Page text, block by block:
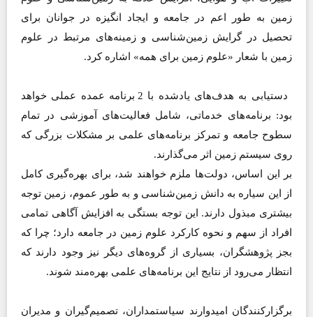
زمین به طور اعم در جامعه و ایجاد انگیزه در جوانان برای
تحصیل در گرایش زمین‌شناسی و زمینه‌های مرتبط در علوم
زمین با شعار «علوم زمین برای همه» اشاره کرد.
دستیابی به هدف‌های یادشده با 2 برنامه عمده عملی خواهد
بود: برنامه‌های خدماتی، شامل فعالیت‌های آموزشی در تمام
سطوح جامعه و تمرکز برنامه‌های علمی بر مشکلات بزرگی که
روی سیستم زمین اثر می‌گذارند.
بر این اساس، دولت‌ها ملزم خواهند شد، برای بهره‌گیری کامل
از این سیاره به دانش زمین‌شناسی و به طور عموم، زمین توجه
بیشتری مبذول دارند. این توجه بستگی به افزایش آگاهی تمامی
افراد از سهم و نحوه کارکرد علوم زمین در جامعه دارد؛ چرا که
بجز پژوهشگران، بسیاری از گروه‌های دیگر نیز وجود دارند که
انتظار می‌رود از نتایج این برنامه‌های علمی بهره‌مند شوند.
برگزارکنندگان امیدوارند سیاستمداران، تصمیم‌گیران و مدیران